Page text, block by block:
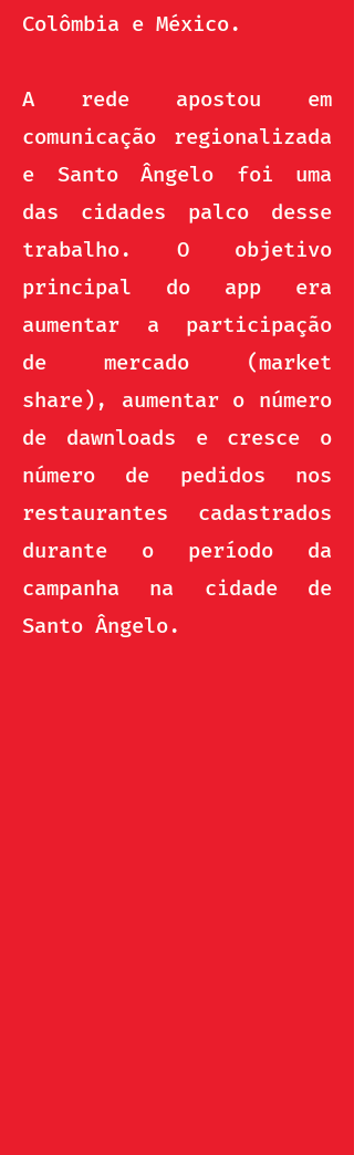
Colômbia e México.
A rede apostou em
comunicação regionalizada
e Santo Ângelo foi uma
das cidades palco desse
trabalho. O objetivo
principal do app era
aumentar a participação
de mercado (market
share), aumentar o número
de dawnloads e cresce o
número de pedidos nos
restaurantes cadastrados
durante o período da
campanha na cidade de
Santo Ângelo.